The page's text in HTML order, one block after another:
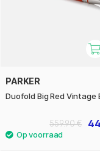
PARKER
Duofold Big Red Vintage
559.90 €